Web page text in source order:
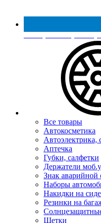
Реестр
Все товары
Автокосметика
Автоэлектрика,
Аптечка
Губки, салфетки
Держатели
Знак аварийной
Наборы
Накидки на
Резинки на
Щетки